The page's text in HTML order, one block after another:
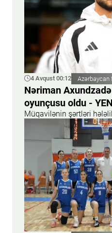
4 Avqust 00:12 Azərbaycan
Nəriman
oyunçusu oldu -
Müqavilənin şərtləri